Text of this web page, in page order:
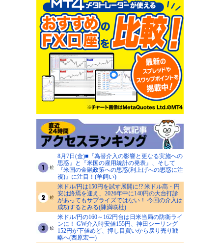
8月7日(金)■『為替介入の影響と更なる実施への
思惑』と『米国の雇用統計の発表』、そして
『米国の金融政策への思惑(利上げへの思惑に注
視)』に注目！(羊飼い)
米ドル/円は150円を試す展開に!? 米ドル高・円
安は終焉を迎え、2026年中に140円の大台打診
があってもサプライズではない！ 今回の介入は
成功するとみる(陳満咲杜)
米ドル/円の160～162円台は日米当局の防衛ライ
ンに！ GW介入時安値155円、神田シーリング
152円が下値めど、押し目買いから戻り売り戦
略へ(西原宏一)